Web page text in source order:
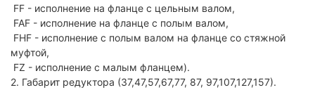
FF - исполнение на фланце с цельным валом,
FAF - исполнение на фланце с полым валом,
FHF - исполнение с полым валом на фланце со стяжной
муфтой,
FZ - исполнение с малым фланцем).
2. Габарит редуктора (37,47,57,67,77, 87, 97,107,127,157).